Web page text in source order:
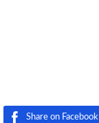
Share on Facebook